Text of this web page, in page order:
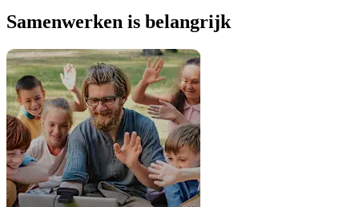
Samenwerken is belangrijk